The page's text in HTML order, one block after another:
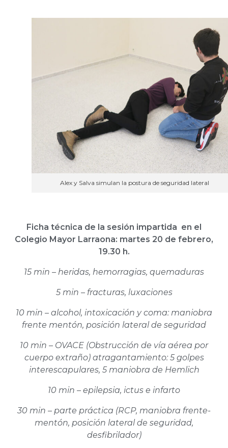
Alex y Salva simulan la postura de seguridad lateral
Ficha técnica de la sesión impartida en el
Colegio Mayor Larraona: martes 20 de febrero,
19.30 h.
15 min – heridas, hemorragias, quemaduras
5 min – fracturas, luxaciones
10 min – alcohol, intoxicación y coma: maniobra
frente mentón, posición lateral de seguridad
10 min – OVACE (Obstrucción de vía aérea por
cuerpo extraño) atragantamiento: 5 golpes
interescapulares, 5 maniobra de Hemlich
10 min – epilepsia, ictus e infarto
30 min – parte práctica (RCP, maniobra frente-
mentón, posición lateral de seguridad,
desfibrilador)